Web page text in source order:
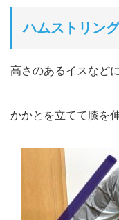
ハムストリン
高さのあるイスなど
かかとを立てて膝を